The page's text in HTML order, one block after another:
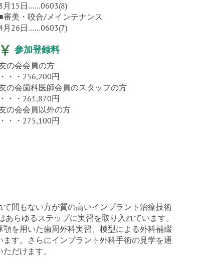
月15日……0603(8)
審美・咬合/メインテナンス
月26日……0603(7)
参加登録料
の会会員の方
・・・256,200円
の会歯科医師会員のスタッフの方
・・・261,870円
の会会員以外の方
・・・275,100円
間もない方が質の高いインプラント治療技術
らゆるステップに実習を取り入れています。
を用いた歯周外科実習、模型による外科補綴
す。さらにインプラント外科手術の見学を通
だけます。